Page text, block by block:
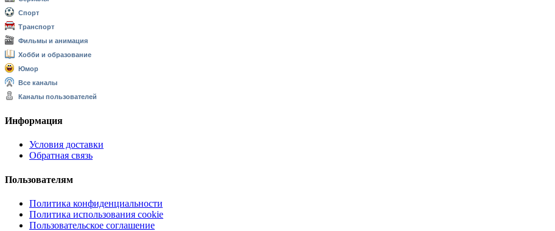
Спорт
Транспорт
Фильмы и анимация
Хобби и образование
Юмор
Все каналы
Каналы пользователей
Информация
Условия доставки
Обратная связь
Пользователям
Политика конфиденциальности
Политика использования cookie
Пользовательское соглашение